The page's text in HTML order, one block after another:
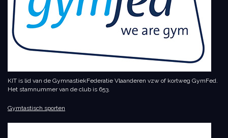
KIT is lid van de GymnastiekFederatie Vlaanderen vzw of kortweg GymFed.
Het stamnummer van de club is 653.
Gymtastisch sporten